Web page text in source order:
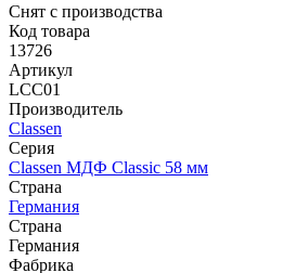
Снят с производства
Код товара
13726
Артикул
LCC01
Производитель
Classen
Серия
Classen МДФ Classic 58 мм
Страна
Германия
Страна
Германия
Фабрика